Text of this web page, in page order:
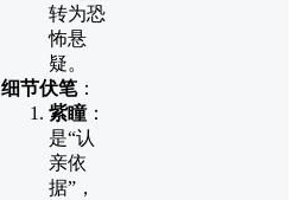
转为恐
怖悬
疑。
细节伏笔：
紫瞳 ：
是“认
亲依
据”，